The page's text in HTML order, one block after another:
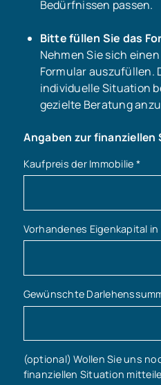
Bedürfnissen passen.
Bitte füllen Sie das
Nehmen Sie sich
Formular auszufüllen.
individuelle Situation
gezielte Beratung
Angaben zur finanziellen
Kaufpreis der Immobilie *
Vorhandenes Eigenkapital in
Gewünschte
(optional) Wollen Sie uns
finanziellen Situation